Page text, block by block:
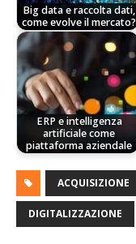
Big data e raccolta dati,
come evolve il mercato?
ERP e intelligenza
artificiale come
piattaforma aziendale
ACQUISIZIONE
DIGITALIZZAZIONE